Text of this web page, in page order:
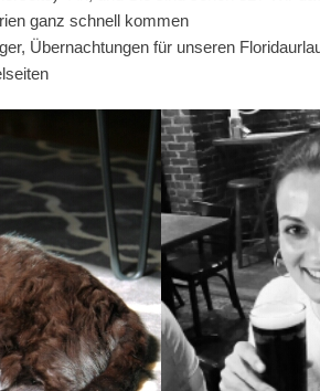
ganz schnell kommen
Übernachtungen für unseren